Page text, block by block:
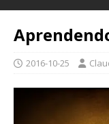
2016-10-25